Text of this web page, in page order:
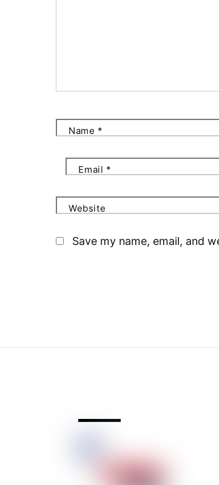
Name *
Email *
Website
Save my name, email, and